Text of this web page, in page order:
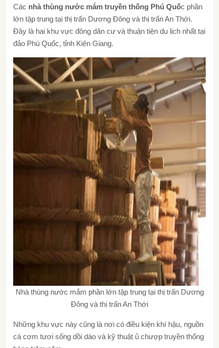
Các nhà thùng nước mắm truyền thống Phú Quốc phần
lớn tập trung tại thị trấn Dương Đông và thị trấn An Thới.
Đây là hai khu vực đông dân cư và thuận tiện du lịch nhất tại
đảo Phú Quốc, tỉnh Kiên Giang.
Nhà thùng nước mắm phần lớn tập trung tại thị trấn Dương
Đông và thị trấn An Thới
Những khu vực này cũng là nơi có điều kiện khí hậu, nguồn
cá cơm tươi sống dồi dào và kỹ thuật ủ chượp truyền thống